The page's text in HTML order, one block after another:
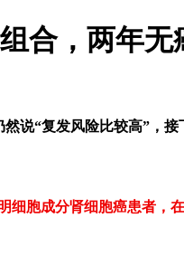
合，两年无
然说“复发风险比较高” ，
细胞成分肾细胞癌患者，